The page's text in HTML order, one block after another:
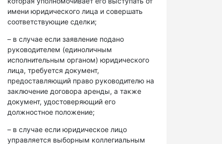
имени юридического лица и совершать
соответствующие сделки;
– в случае если заявление подано
руководителем (единоличным
исполнительным органом) юридического
лица, требуется документ,
предоставляющий право руководителю на
заключение договора аренды, а также
документ, удостоверяющий его
должностное положение;
– в случае если юридическое лицо
управляется выборным коллегиальным